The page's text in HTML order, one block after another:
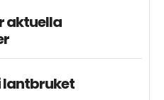
aktuella
lantbruket